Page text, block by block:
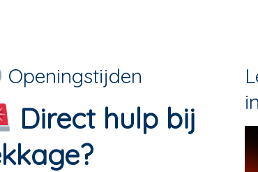
Openingstijden
Direct hulp bij